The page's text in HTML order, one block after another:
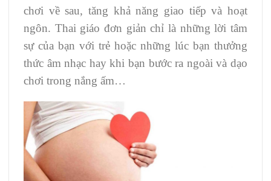
chơi về sau, tăng khả năng giao tiếp và hoạt
ngôn. Thai giáo đơn giản chỉ là những lời tâm
sự của bạn với trẻ hoặc những lúc bạn thưởng
thức âm nhạc hay khi bạn bước ra ngoài và dạo
chơi trong nắng ấm…